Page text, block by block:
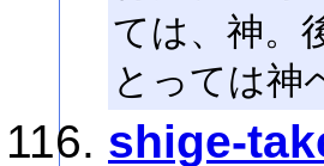
ては、神。
とっては神
shige-